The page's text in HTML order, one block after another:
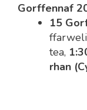
Gorffennaf
15
tea,
rhan